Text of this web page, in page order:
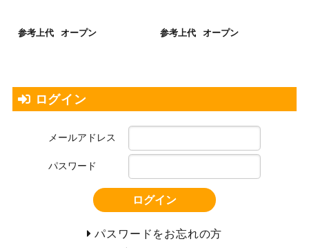
参考上代 オープン 参考上代 オープン
ログイン
メールアドレス
パスワード
ログイン
パスワードをお忘れの方